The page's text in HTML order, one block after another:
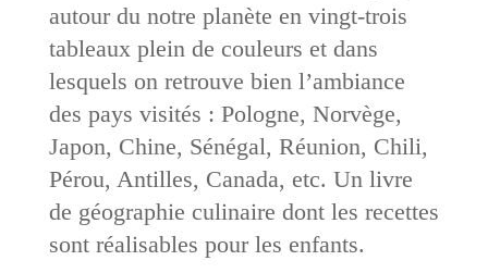
autour du notre planète en vingt-trois
tableaux plein de couleurs et dans
lesquels on retrouve bien l’ambiance
des pays visités : Pologne, Norvège,
Japon, Chine, Sénégal, Réunion, Chili,
Pérou, Antilles, Canada, etc. Un livre
de géographie culinaire dont les recettes
sont réalisables pour les enfants.